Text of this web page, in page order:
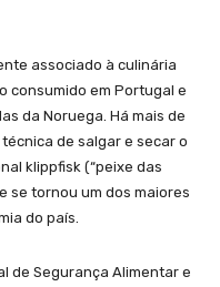
associado à culinária
consumido em Portugal e
da Noruega. Há mais de
de salgar e secar o
klippfisk (“peixe das
se tornou um dos maiores
do país.
de Segurança Alimentar e